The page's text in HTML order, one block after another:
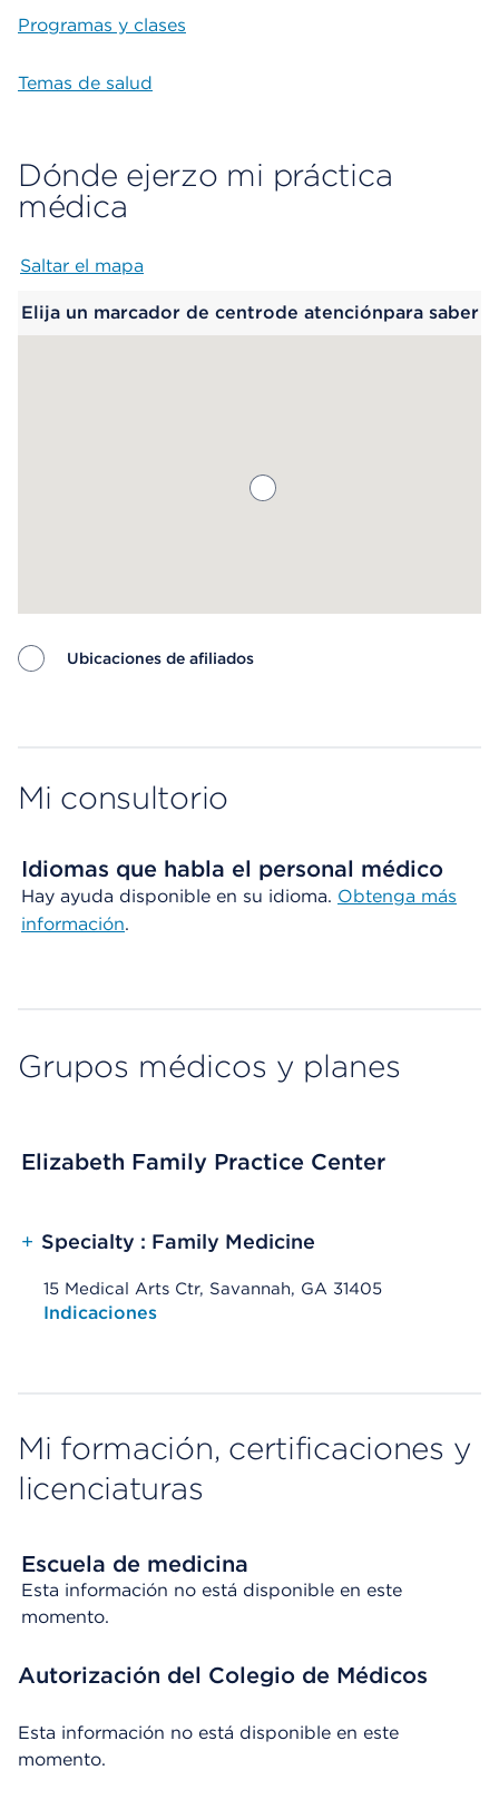
Programas y clases
Temas de salud
Dónde ejerzo mi práctica
médica
Saltar el mapa
Elija un marcador de centrode atenciónpara saber
Ubicaciones de afiliados
Mi consultorio
Idiomas que habla el personal médico
Hay ayuda disponible en su idioma. Obtenga más
información.
Grupos médicos y planes
Elizabeth Family Practice Center
+ Specialty : Family Medicine
15 Medical Arts Ctr, Savannah, GA 31405
Opens native map application on mobile devices
Indicaciones
Mi formación, certificaciones y
licenciaturas
Escuela de medicina
Esta información no está disponible en este
momento.
Autorización del Colegio de Médicos
Esta información no está disponible en este
momento.